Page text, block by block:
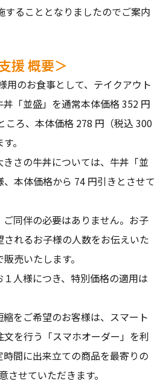
することとなりましたのでご案内
援 概要＞
用のお食事として、テイクアウト
「並盛」を通常本体価格 352 円
ころ、本体価格 278 円（税込 300
。
きさの牛丼については、牛丼「並
本体価格から 74 円引きとさせて
ご同伴の必要はありません。お子
れるお子様の人数をお伝えいた
売いたします。
１人様につき、特別価格の適用は
縮をご希望のお客様は、スマート
文を行う「スマホオーダー」を利
間に出来立ての商品を最寄りの
させていただきます。